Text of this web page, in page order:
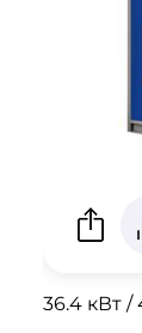
36.4 кВт /